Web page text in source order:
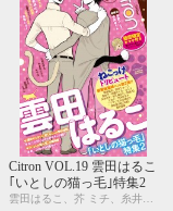
Citron VOL.19 雲田はるこ
｢いとしの猫っ毛｣特集2
雲田はるこ、芥 ミチ、糸井のぞ、今井ゆうみ、宇野ジニア、木原音瀬、三角社ぴえ、じゅん、名取いさと、日野 晶、モモ花、やまねむさし、ヤマヲミ